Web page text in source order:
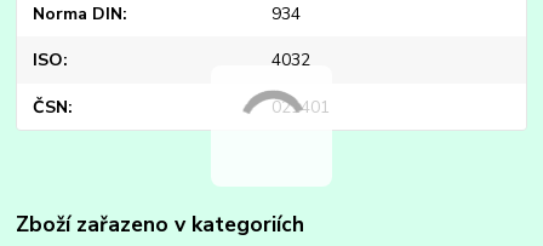
Norma DIN 934
ISO 4032
ČSN 021401
Zboží zařazeno v kategoriích